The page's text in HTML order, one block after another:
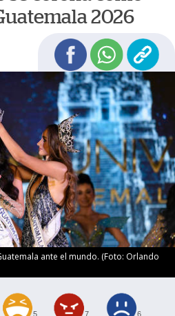
2026
ante el mundo. (Foto: Orlando
5 7 6